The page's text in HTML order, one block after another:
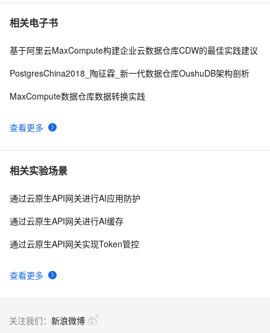
相关电子书
查看更多
基于阿里云MaxCompute构建企业云数据仓库CDW的最佳实践建议
PostgresChina2018_陶征霖_新一代数据仓库OushuDB架构剖析
MaxCompute数据仓库数据转换实践
相关实验场景
查看更多
通过云原生API网关进行AI应用防护
通过云原生API网关进行AI缓存
通过云原生API网关实现Token管控
关注我们： 新浪微博